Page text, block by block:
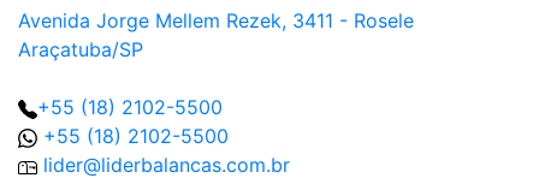
Avenida Jorge Mellem Rezek, 3411 - Rosele
Araçatuba/SP
+55 (18) 2102-5500
+55 (18) 2102-5500
lider@liderbalancas.com.br